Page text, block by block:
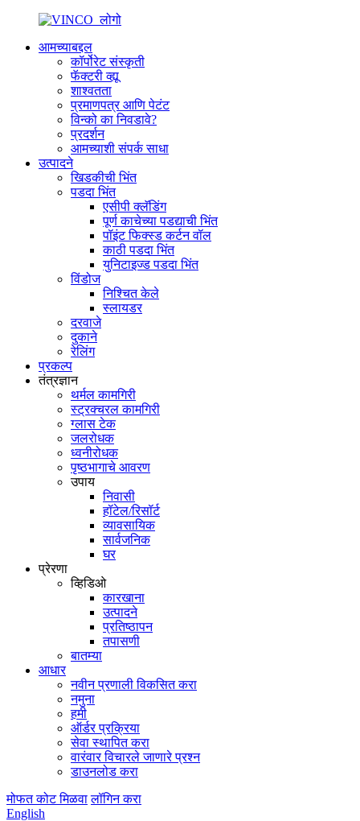
आमच्याबद्दल
कॉर्पोरेट संस्कृती
फॅक्टरी व्ह्यू
शाश्वतता
प्रमाणपत्र आणि पेटंट
विन्को का निवडावे?
प्रदर्शन
आमच्याशी संपर्क साधा
उत्पादने
खिडकीची भिंत
पडदा भिंत
एसीपी क्लॅडिंग
पूर्ण काचेच्या पडद्याची भिंत
पॉइंट फिक्स्ड कर्टन वॉल
काठी पडदा भिंत
युनिटाइज्ड पडदा भिंत
विंडोज
निश्चित केले
स्लायडर
दरवाजे
दुकाने
रेलिंग
प्रकल्प
तंत्रज्ञान
थर्मल कामगिरी
स्ट्रक्चरल कामगिरी
ग्लास टेक
जलरोधक
ध्वनीरोधक
पृष्ठभागाचे आवरण
उपाय
निवासी
हॉटेल/रिसॉर्ट
व्यावसायिक
सार्वजनिक
घर
प्रेरणा
व्हिडिओ
कारखाना
उत्पादने
प्रतिष्ठापन
तपासणी
बातम्या
आधार
नवीन प्रणाली विकसित करा
नमुना
हमी
ऑर्डर प्रक्रिया
सेवा स्थापित करा
वारंवार विचारले जाणारे प्रश्न
डाउनलोड करा
मोफत कोट मिळवा लॉगिन करा
English